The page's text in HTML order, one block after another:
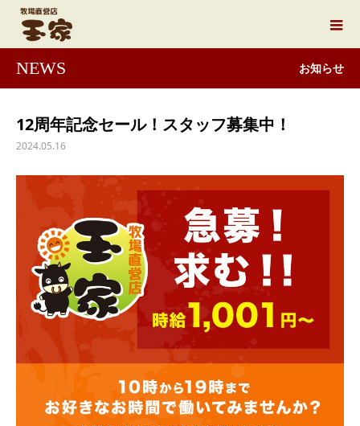
NEWS お知らせ
12周年記念セール！スタッフ募集中！
2024.05.16